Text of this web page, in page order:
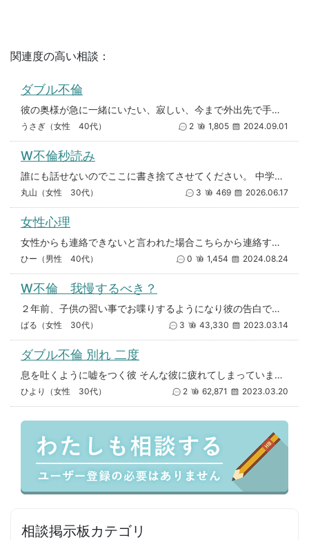
関連度の高い相談：
ダブル不倫
彼の奥様が急に一緒にいたい、寂しい、今まで外出先で手を繋ぐ事が無かったのですが手を繋ぎたがるようになったみたいで何か勘づ
うさぎ（女性 40代） 2 1,805 2024.09.01
W不倫秒読み
誰にも話せないのでここに書き捨てさせてください。 中学からの友達で、お互い一番話しやすくて色んなこと相談し合えた相手。
丸山（女性 30代） 3 469 2026.06.17
女性心理
女性からも連絡できないと言われた場合こちらから連絡するのはやめておいたほうがいいのでしょうか？ それまでの経緯や付き合い
ひー（男性 40代） 0 1,454 2024.08.24
W不倫 我慢するべき？
２年前、子供の習い事でお喋りするようになり彼の告白で付き合いました。 それから毎日連絡を取っていて、 お互いのパートナー
ばる（女性 30代） 3 43,330 2023.03.14
ダブル不倫 別れ 二度
息を吐くように嘘をつく彼 そんな彼に疲れてしまっていました。 家庭を壊すつもりは全くなく、夫婦仲家族中がいいのも重々承
ひより（女性 30代） 2 62,871 2023.03.20
相談掲示板カテゴリ